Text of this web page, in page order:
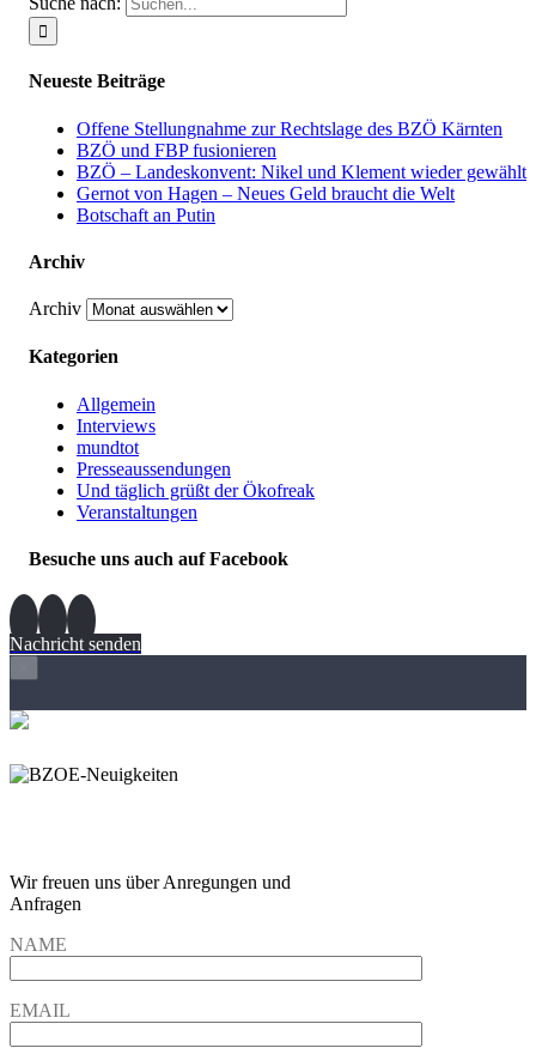
Neueste Beiträge
Offene Stellungnahme zur Rechtslage des BZÖ Kärnten
BZÖ und FBP fusionieren
BZÖ – Landeskonvent: Nikel und Klement wieder gewählt
Gernot von Hagen – Neues Geld braucht die Welt
Botschaft an Putin
Archiv
Archiv
Kategorien
Allgemein
Interviews
mundtot
Presseaussendungen
Und täglich grüßt der Ökofreak
Veranstaltungen
Besuche uns auch auf Facebook
Nachricht senden
Wir freuen uns über Anregungen und
Anfragen
NAME
EMAIL